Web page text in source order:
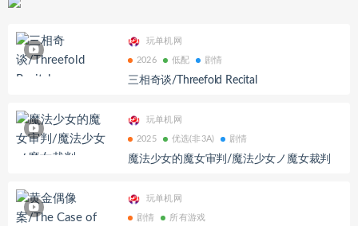
玩单机网
2026 低配 剧情
三相奇谈/Threefold Recital
玩单机网
2025 优选(非3A) 剧情
魔法少女的魔女审判/魔法少女ノ魔女裁判
玩单机网
剧情 所有游戏